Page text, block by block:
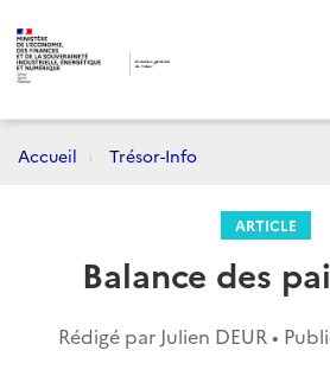
Accueil Trésor-Info
ARTICLE
Balance des
Rédigé par Julien DEUR •